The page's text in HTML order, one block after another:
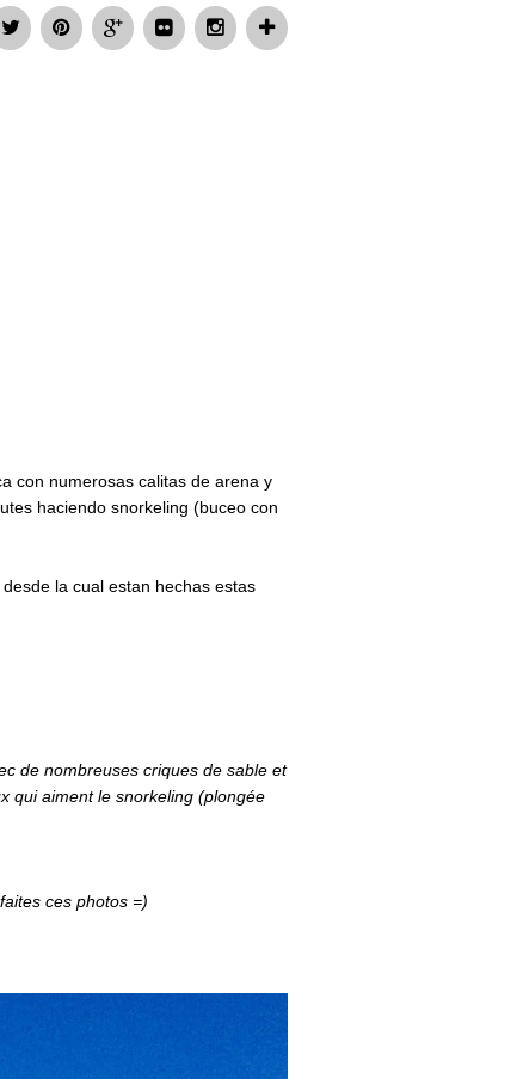
con numerosas calitas de arena y
haciendo snorkeling (buceo con
la cual estan hechas estas
de nombreuses criques de sable et
qui aiment le snorkeling (plongée
ces photos =)